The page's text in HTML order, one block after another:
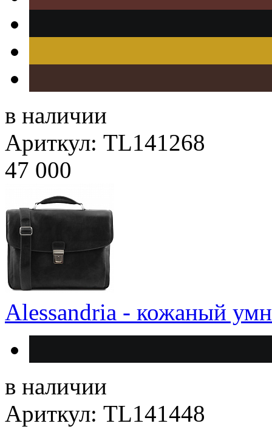
в наличии
Ариткул: TL141268
47 000
Alessandria - кожаный
в наличии
Ариткул: TL141448